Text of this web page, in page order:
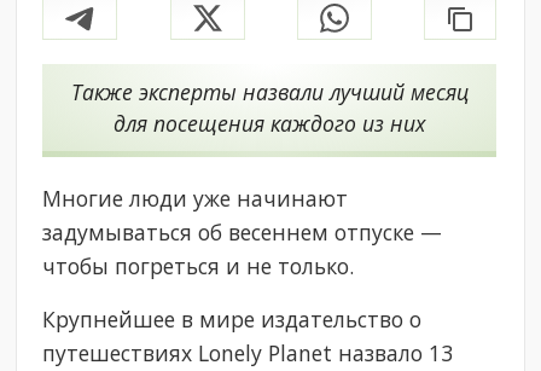
Также эксперты назвали лучший месяц
для посещения каждого из них
Многие люди уже начинают
задумываться об весеннем отпуске —
чтобы погреться и не только.
Крупнейшее в мире издательство о
путешествиях Lonely Planet назвало 13